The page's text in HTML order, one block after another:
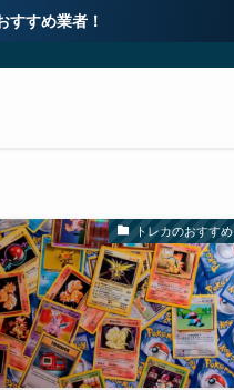
すすめ業者！
トレカのおすすめ